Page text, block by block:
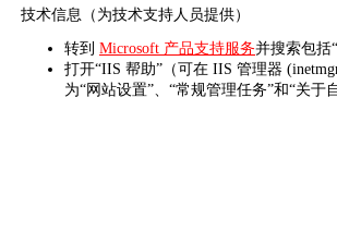
技术信息（为技术支持人员提供）
转到 Microsoft 产品支持服务并搜索包括
打开“IIS 帮助”（可在 IIS 管理器
为“网站设置”、“常规管理任务”和“关于